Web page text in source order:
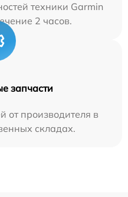
техники Garmin
2 часов.
запчасти
от производителя в
складах.